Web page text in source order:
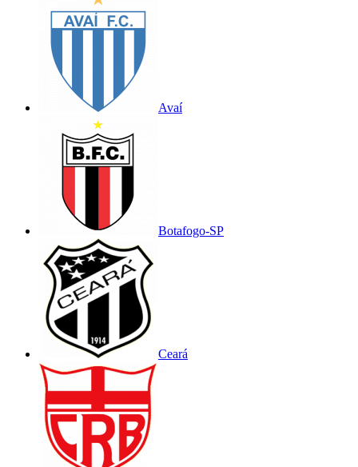
Avaí
Botafogo-SP
Ceará